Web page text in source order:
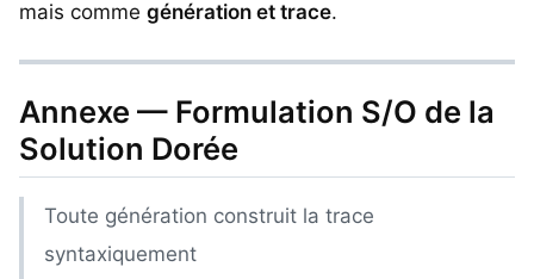
mais comme génération et trace.
Annexe — Formulation S/O de la
Solution Dorée
Toute génération construit la trace
syntaxiquement